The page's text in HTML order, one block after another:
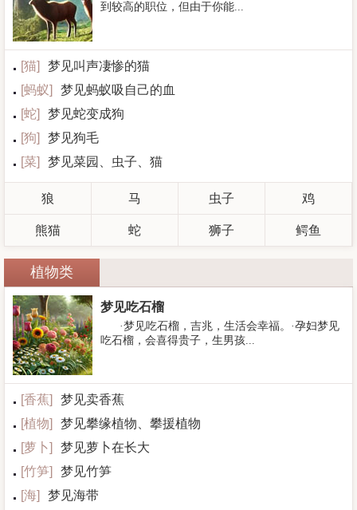
到较高的职位，但由于你能...
[猫]
梦见叫声凄惨的猫
[蚂蚁]
梦见蚂蚁吸自己的血
[蛇]
梦见蛇变成狗
[狗]
梦见狗毛
[菜] 梦见菜园、虫子、猫
狼 马 虫子 鸡
熊猫 蛇 狮子 鳄鱼
植物类
梦见吃石榴
·梦见吃石榴，吉兆，生活会幸福。·孕妇梦见
吃石榴，会喜得贵子，生男孩...
[香蕉]
梦见卖香蕉
[植物]
梦见攀缘植物、攀援植物
[萝卜]
梦见萝卜在长大
[竹笋]
梦见竹笋
[海] 梦见海带